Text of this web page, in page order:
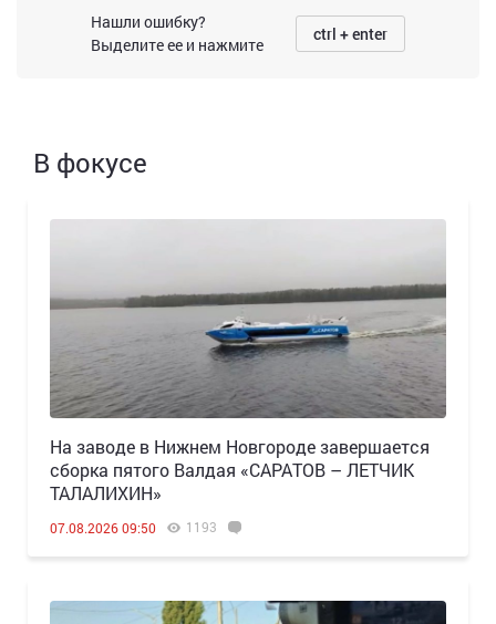
Нашли ошибку?
Выделите ее и нажмите
ctrl + enter
В фокусе
Н️а заводе в Нижнем Новгороде завершается
сборка пятого Валдая «САРАТОВ – ЛЕТЧИК
ТАЛАЛИХИН»
07.08.2026 09:50 1193